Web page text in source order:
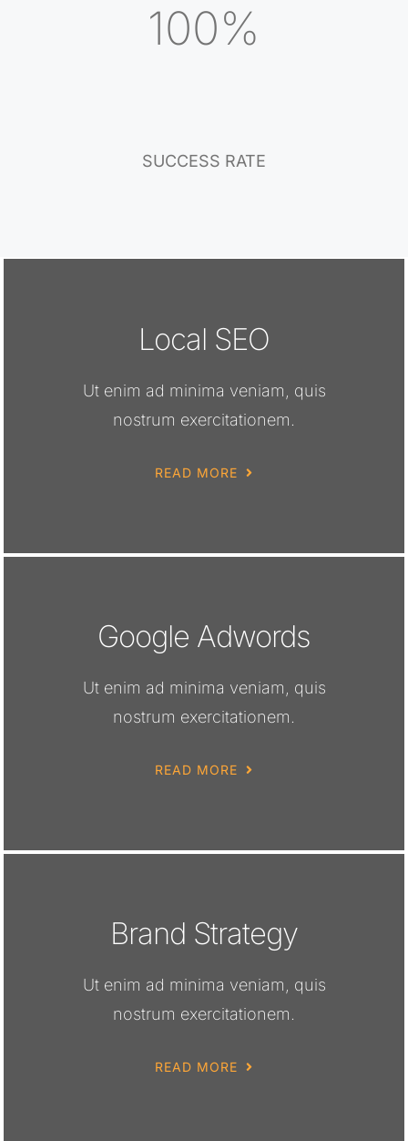
100%
SUCCESS RATE
Local SEO
Ut enim ad minima veniam, quis
nostrum exercitationem.
READ MORE
Google Adwords
Ut enim ad minima veniam, quis
nostrum exercitationem.
READ MORE
Brand Strategy
Ut enim ad minima veniam, quis
nostrum exercitationem.
READ MORE